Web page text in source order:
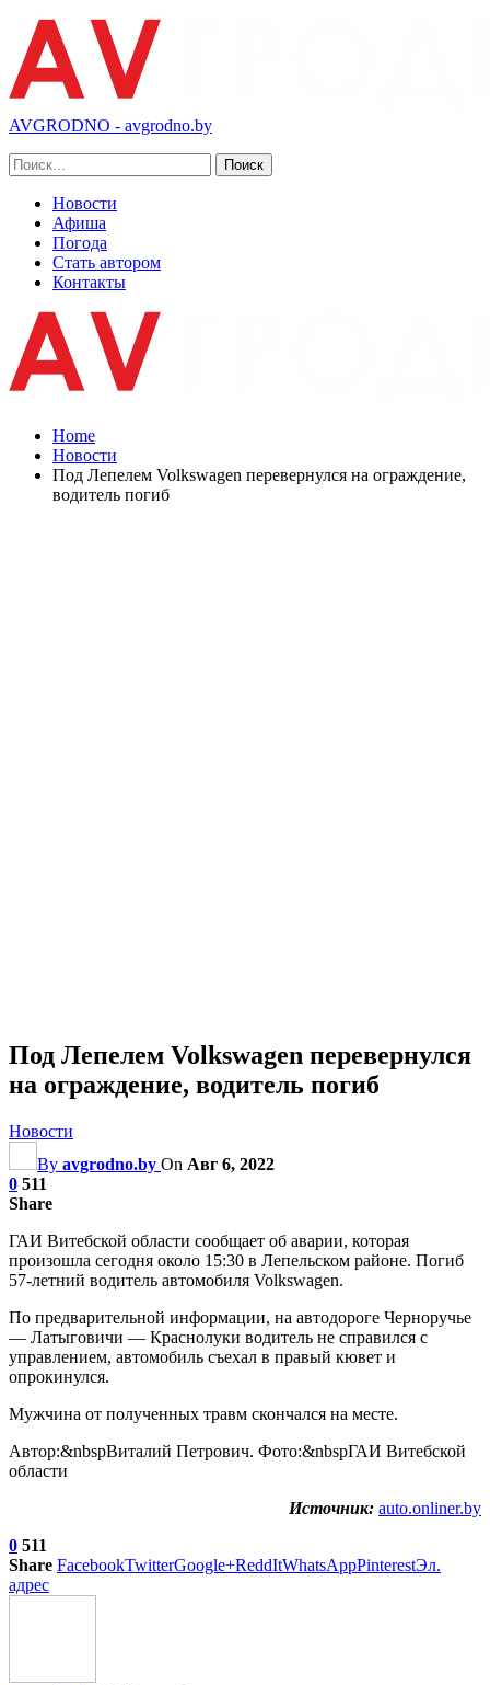
AVGRODNO - avgrodno.by
Новости
Афиша
Погода
Стать автором
Контакты
Home
Новости
Под Лепелем Volkswagen перевернулся на ограждение,
водитель погиб
Под Лепелем Volkswagen перевернулся
на ограждение, водитель погиб
Новости
By avgrodno.by On Авг 6, 2022
0 511
Share
ГАИ Витебской области сообщает об аварии, которая
произошла сегодня около 15:30 в Лепельском районе. Погиб
57-летний водитель автомобиля Volkswagen.
По предварительной информации, на автодороге Черноручье
— Латыговичи — Краснолуки водитель не справился с
управлением, автомобиль съехал в правый кювет и
опрокинулся.
Мужчина от полученных травм скончался на месте.
Автор:&nbspВиталий Петрович. Фото:&nbspГАИ Витебской
области
Источник: auto.onliner.by
0 511
Share FacebookTwitterGoogle+ReddItWhatsAppPinterestЭл.
адрес